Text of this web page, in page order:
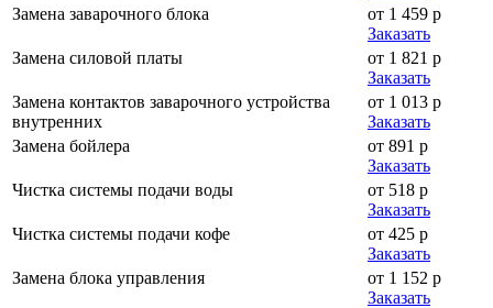
Замена заварочного блока
от 1 459 р
Заказать
Замена силовой платы
от 1 821 р
Заказать
Замена контактов заварочного устройства
внутренних
от 1 013 р
Заказать
Замена бойлера
от 891 р
Заказать
Чистка системы подачи воды
от 518 р
Заказать
Чистка системы подачи кофе
от 425 р
Заказать
Замена блока управления
от 1 152 р
Заказать